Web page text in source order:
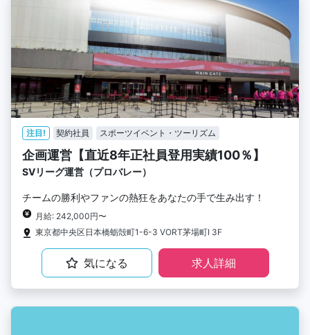
注目! 契約社員 スポーツイベント・ツーリズム
企画運営【直近8年正社員登用実績100％】
SVリーグ運営（プロバレー）
チームの勝利やファンの熱狂をあなたの手で生み出す！
月給: 242,000円〜
東京都中央区日本橋蛎殻町1-6-3 VORT茅場町I 3F
気になる 求人詳細